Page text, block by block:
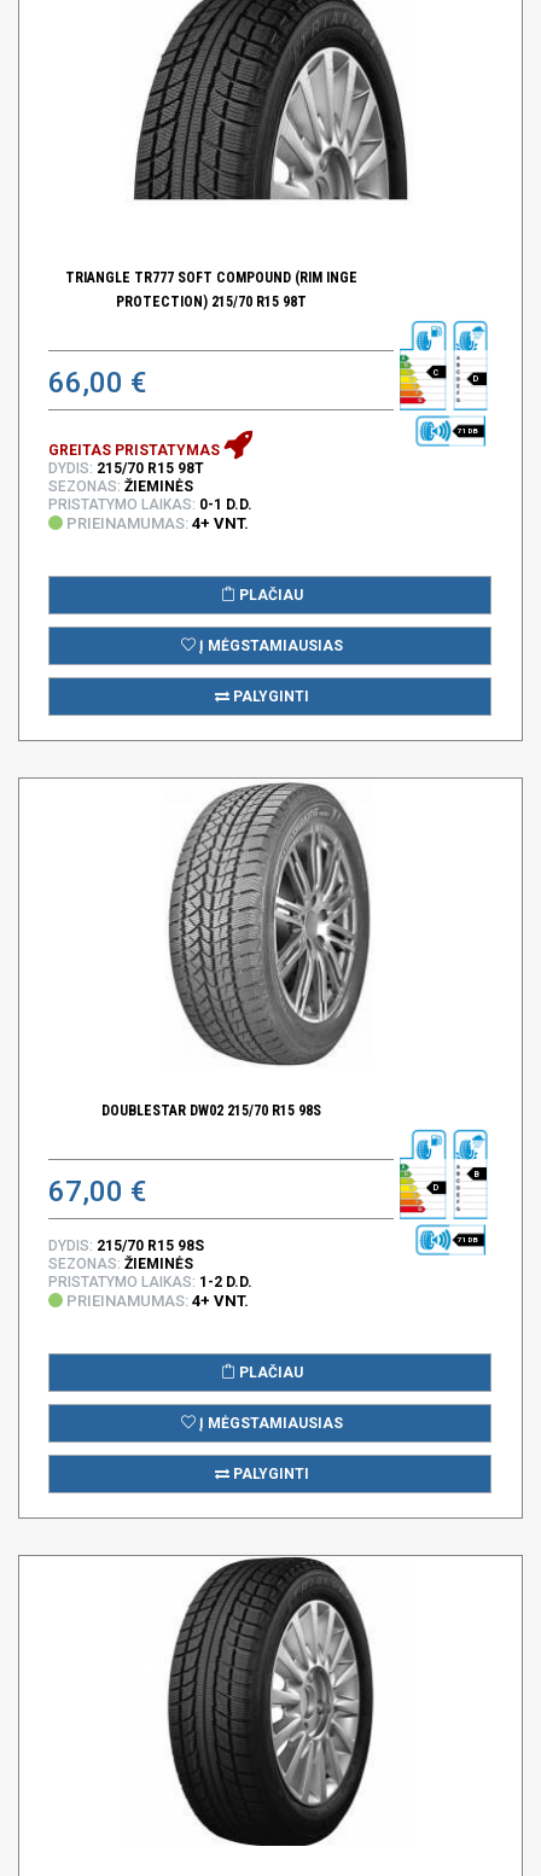
TRIANGLE TR777 SOFT COMPOUND (RIM INGE
PROTECTION) 215/70 R15 98T
66,00 € C
D
71 DB
GREITAS PRISTATYMAS
DYDIS: 215/70 R15 98T
SEZONAS: ŽIEMINĖS
PRISTATYMO LAIKAS: 0-1 D.D.
PRIEINAMUMAS: 4+ VNT.
PLAČIAU
Į MĖGSTAMIAUSIAS
PALYGINTI
DOUBLESTAR DW02 215/70 R15 98S
67,00 € D
B
71 DB
DYDIS: 215/70 R15 98S
SEZONAS: ŽIEMINĖS
PRISTATYMO LAIKAS: 1-2 D.D.
PRIEINAMUMAS: 4+ VNT.
PLAČIAU
Į MĖGSTAMIAUSIAS
PALYGINTI